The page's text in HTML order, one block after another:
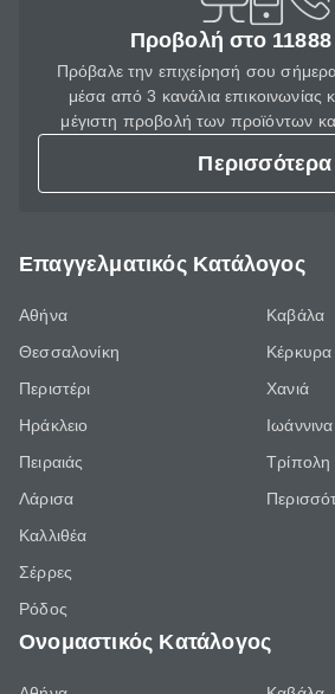
Προβολή στο
Πρόβαλε την επιχείρησή σου
μέσα από 3 κανάλια επικοινωνίας
μέγιστη προβολή των προϊόντων
Περισσότερα
Επαγγελματικός Κατάλογος
Αθήνα
Θεσσαλονίκη
Περιστέρι
Ηράκλειο
Πειραιάς
Λάρισα
Καλλιθέα
Σέρρες
Ρόδος
Καβάλα
Κέρκυρα
Χανιά
Ιωάννινα
Τρίπολη
Ονομαστικός Κατάλογος